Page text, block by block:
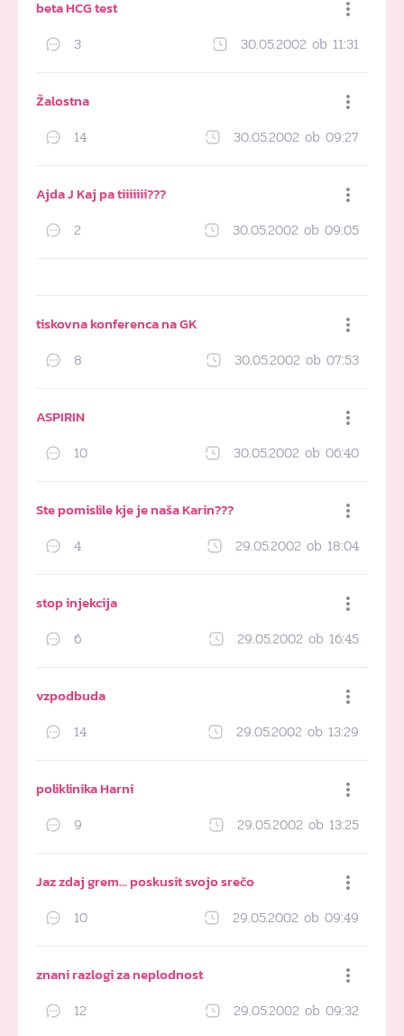
beta HCG test
3 30.05.2002 ob 11:31
Žalostna
14 30.05.2002 ob 09:27
Ajda J Kaj pa tiiiiiii???
2 30.05.2002 ob 09:05
tiskovna konferenca na GK
8 30.05.2002 ob 07:53
ASPIRIN
10 30.05.2002 ob 06:40
Ste pomislile kje je naša Karin???
4 29.05.2002 ob 18:04
stop injekcija
6 29.05.2002 ob 16:45
vzpodbuda
14 29.05.2002 ob 13:29
poliklinika Harni
9 29.05.2002 ob 13:25
Jaz zdaj grem… poskusit svojo srečo
10 29.05.2002 ob 09:49
znani razlogi za neplodnost
12 29.05.2002 ob 09:32